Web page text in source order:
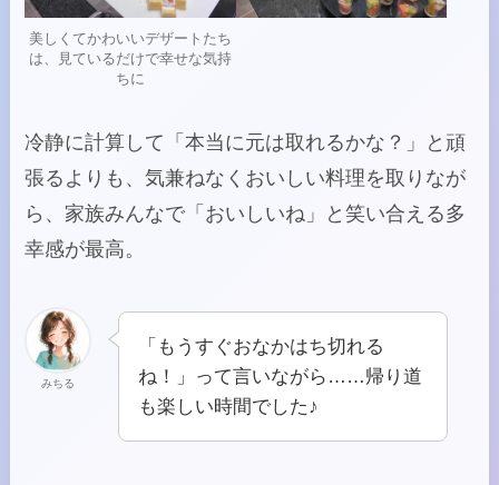
美しくてかわいいデザートたち
は、見ているだけで幸せな気持
ちに
冷静に計算して「本当に元は取れるかな？」と頑
張るよりも、気兼ねなくおいしい料理を取りなが
ら、家族みんなで「おいしいね」と笑い合える多
幸感が最高。
みちる
「もうすぐおなかはち切れる
ね！」って言いながら……帰り道
も楽しい時間でした♪